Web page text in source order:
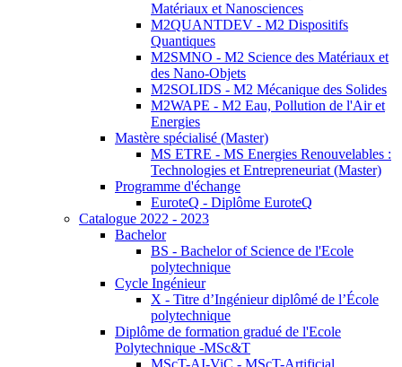
Matériaux et Nanosciences
M2QUANTDEV - M2 Dispositifs
Quantiques
M2SMNO - M2 Science des Matériaux et
des Nano-Objets
M2SOLIDS - M2 Mécanique des Solides
M2WAPE - M2 Eau, Pollution de l'Air et
Energies
Mastère spécialisé (Master)
MS ETRE - MS Energies Renouvelables :
Technologies et Entrepreneuriat (Master)
Programme d'échange
EuroteQ - Diplôme EuroteQ
Catalogue 2022 - 2023
Bachelor
BS - Bachelor of Science de l'Ecole
polytechnique
Cycle Ingénieur
X - Titre d’Ingénieur diplômé de l’École
polytechnique
Diplôme de formation gradué de l'Ecole
Polytechnique -MSc&T
MScT-AI-ViC - MScT-Artificial